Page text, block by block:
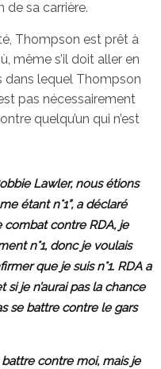
de sa carrière.
Thompson est prêt à
même s’il doit aller en
dans lequel Thompson
pas nécessairement
quelqu’un qui n’est
Lawler, nous étions
étant n°1”, a déclaré
combat contre RDA, je
n°1, donc je voulais
que je suis n°1. RDA a
je n’aurai pas la chance
se battre contre le gars
contre moi, mais je